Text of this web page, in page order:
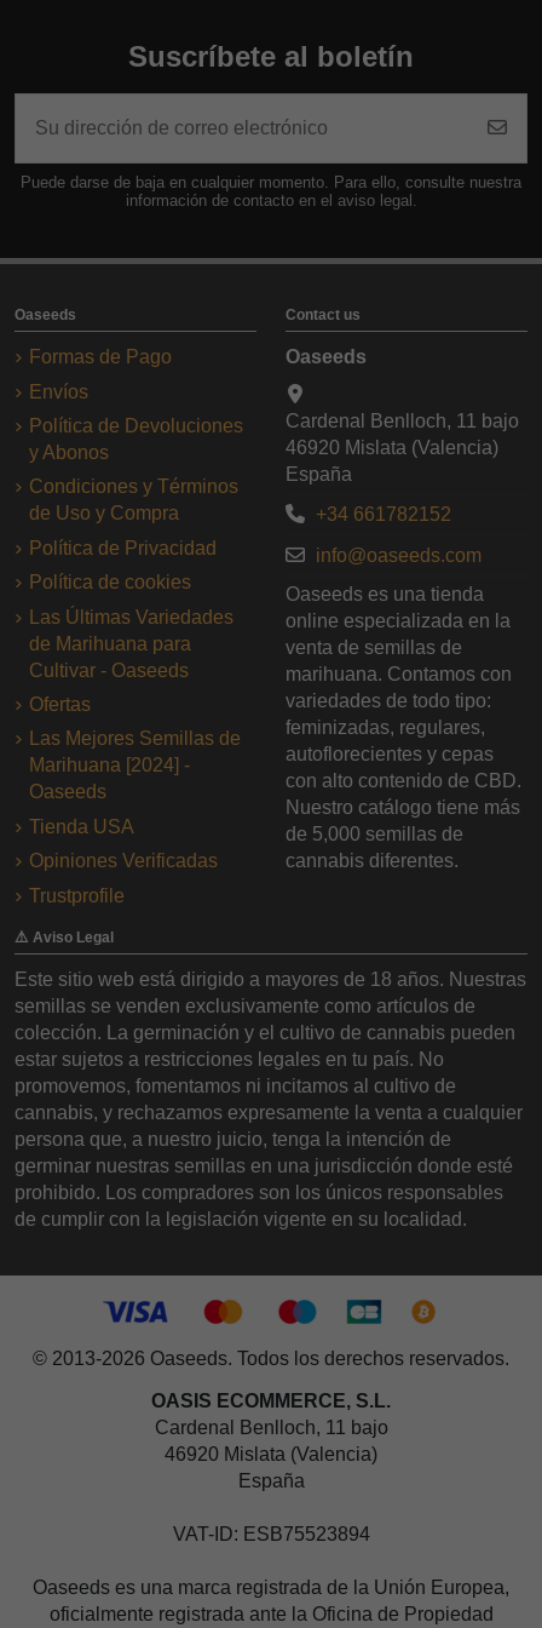
Suscríbete al boletín
Puede darse de baja en cualquier momento. Para ello, consulte nuestra
información de contacto en el aviso legal.
Oaseeds
Formas de Pago
Envíos
Política de Devoluciones
y Abonos
Condiciones y Términos
de Uso y Compra
Política de Privacidad
Política de cookies
Las Últimas Variedades
de Marihuana para
Cultivar - Oaseeds
Ofertas
Las Mejores Semillas de
Marihuana [2024] -
Oaseeds
Tienda USA
Opiniones Verificadas
Trustprofile
Contact us
Oaseeds
Cardenal Benlloch, 11 bajo
46920 Mislata (Valencia)
España
+34 661782152
info@oaseeds.com
Oaseeds es una tienda
online especializada en la
venta de semillas de
marihuana. Contamos con
variedades de todo tipo:
feminizadas, regulares,
autoflorecientes y cepas
con alto contenido de CBD.
Nuestro catálogo tiene más
de 5,000 semillas de
cannabis diferentes.
⚠️ Aviso Legal
Este sitio web está dirigido a mayores de 18 años. Nuestras
semillas se venden exclusivamente como artículos de
colección. La germinación y el cultivo de cannabis pueden
estar sujetos a restricciones legales en tu país. No
promovemos, fomentamos ni incitamos al cultivo de
cannabis, y rechazamos expresamente la venta a cualquier
persona que, a nuestro juicio, tenga la intención de
germinar nuestras semillas en una jurisdicción donde esté
prohibido. Los compradores son los únicos responsables
de cumplir con la legislación vigente en su localidad.
© 2013-2026 Oaseeds. Todos los derechos reservados.
OASIS ECOMMERCE, S.L.
Cardenal Benlloch, 11 bajo
46920 Mislata (Valencia)
España
VAT-ID: ESB75523894
Oaseeds es una marca registrada de la Unión Europea,
oficialmente registrada ante la Oficina de Propiedad